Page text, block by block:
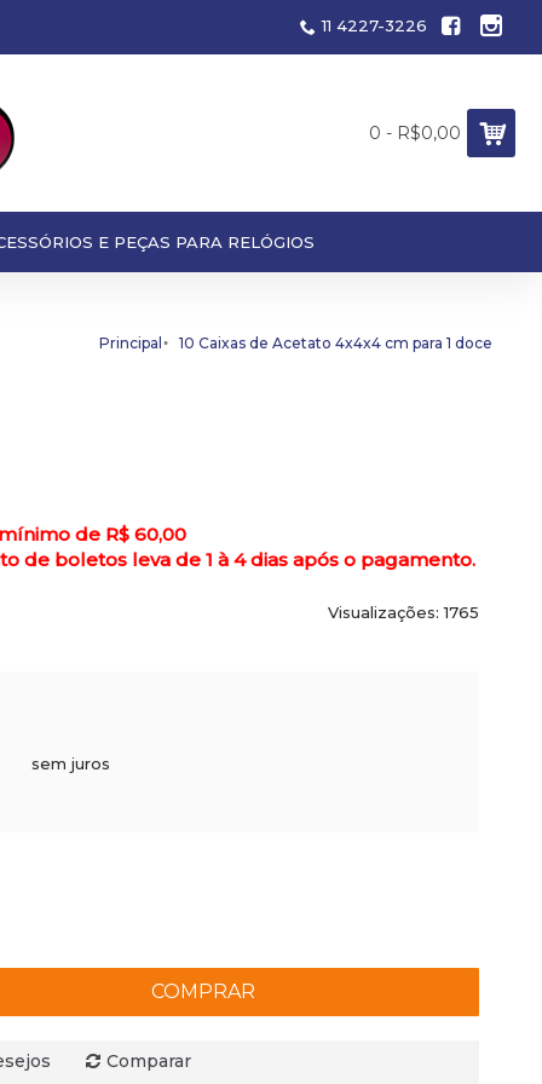
11 4227-3226
0 - R$0,00
E PEÇAS PARA RELÓGIOS
Principal 10 Caixas de Acetato 4x4x4 cm para 1 doce
de R$ 60,00
de boletos leva de 1 à 4 dias após o pagamento.
Visualizações: 1765
sem juros
COMPRAR
Comparar